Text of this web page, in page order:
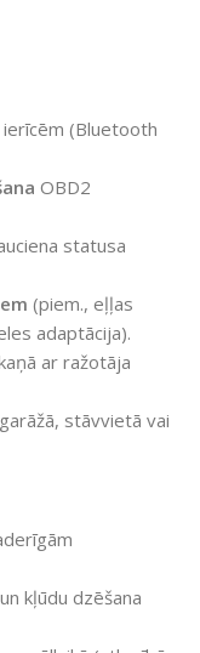
(Bluetooth
OBD2
statusa
(piem., eļļas
adaptācija).
ar ražotāja
stāvvietā vai
kļūdu dzēšana